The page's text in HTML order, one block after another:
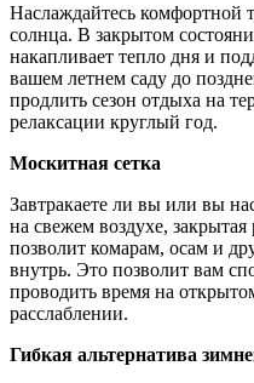
Наслаждайтесь комфортной
солнца. В закрытом
накапливает тепло дня и
вашем летнем саду до
продлить сезон отдыха на
релаксации круглый год.
Москитная сетка
Завтракаете ли вы или вы
на свежем воздухе,
позволит комарам, осам и
внутрь. Это позволит вам
проводить время на
расслаблении.
Гибкая альтернатива